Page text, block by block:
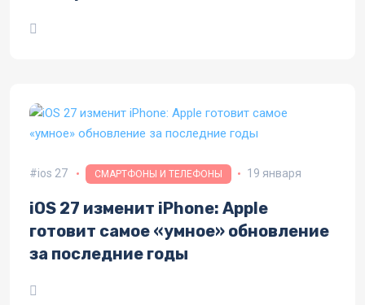
ios 27 СМАРТФОНЫ И ТЕЛЕФОНЫ 19 января
iOS 27 изменит iPhone: Apple
готовит самое «умное» обновление
за последние годы